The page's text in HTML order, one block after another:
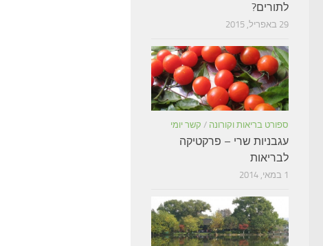
לתורים?
29 באפריל, 2015
ספורט בריאות וקורונה / קשר יומי
עגבניות שרי – פרקטיקה
לבריאות
1 במאי, 2014